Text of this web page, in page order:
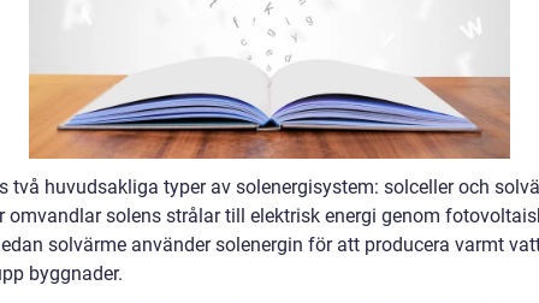
två huvudsakliga typer av solenergisystem: solceller och
omvandlar solens strålar till elektrisk energi genom
solvärme använder solenergin för att producera varmt
byggnader.